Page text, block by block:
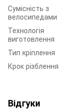
Сумісність з
велосипедами
Технологія
виготовлення
Тип кріплення
Крок різблення
Відгуки